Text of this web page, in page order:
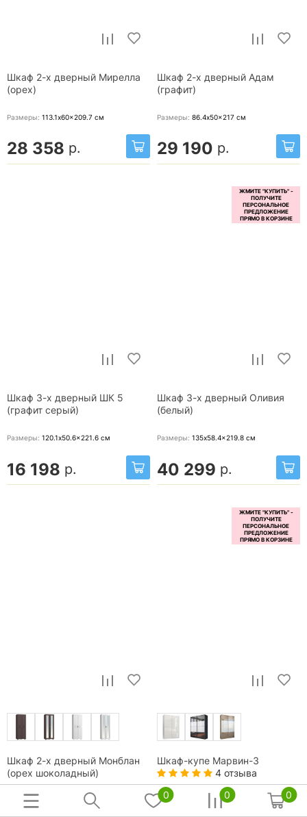
Шкаф 2-х дверный Мирелла
(орех)
Размеры: 113.1x60x209.7 см
28 358 р.
Шкаф 2-х дверный Адам
(графит)
Размеры: 86.4x50x217 см
29 190 р.
Шкаф 3-х дверный ШК 5
(графит серый)
Размеры: 120.1x50.6x221.6 см
16 198 р.
Шкаф 3-х дверный Оливия
(белый)
Размеры: 135x58.4x219.8 см
40 299 р.
Шкаф 2-х дверный Монблан
(орех шоколадный)
Размеры: 80x220x56.6 см
Шкаф-купе Марвин-3
4 отзыва
Размеры, cм.: Ш 163.2 x Г 64 x В 220.6
0 0 0